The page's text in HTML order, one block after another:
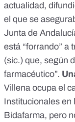
actualidad,
el que se
Junta de
está “forrando” a
(sic.) que, según
farmacéutico”.
Villena ocupa el
Institucionales en
Bidafarma, pero